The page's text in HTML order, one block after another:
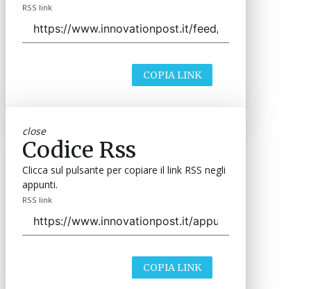
RSS link
COPIA LINK
close
Codice Rss
Clicca sul pulsante per copiare il link RSS negli
appunti.
RSS link
COPIA LINK